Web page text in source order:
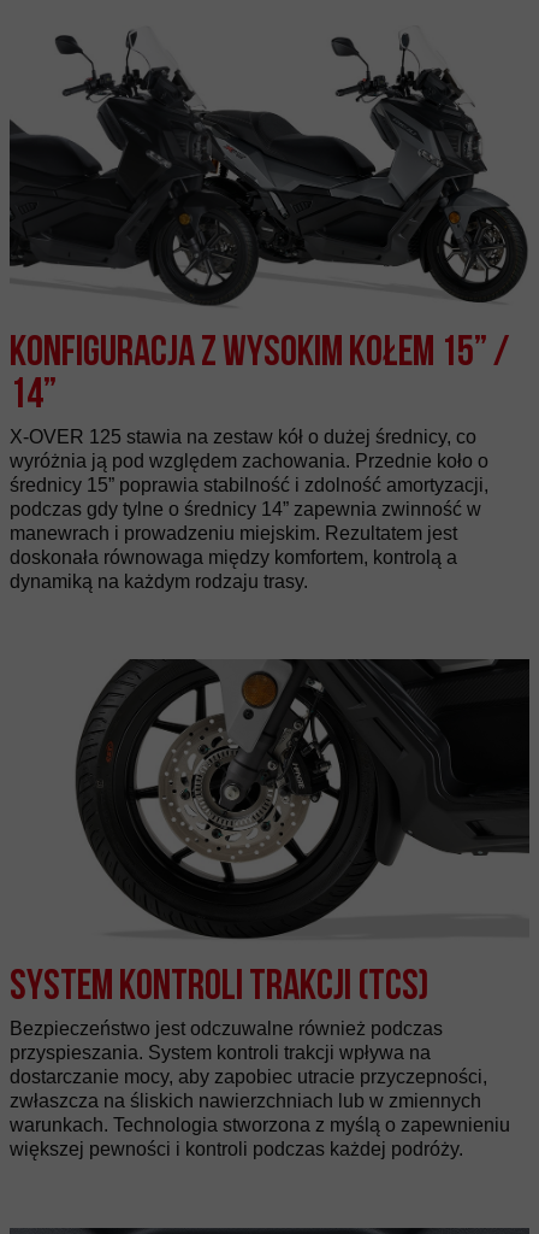
Konfiguracja z wysokim kołem 15” /
14”
X-OVER 125 stawia na zestaw kół o dużej średnicy, co
wyróżnia ją pod względem zachowania. Przednie koło o
średnicy 15” poprawia stabilność i zdolność amortyzacji,
podczas gdy tylne o średnicy 14” zapewnia zwinność w
manewrach i prowadzeniu miejskim. Rezultatem jest
doskonała równowaga między komfortem, kontrolą a
dynamiką na każdym rodzaju trasy.
System kontroli trakcji (TCS)
Bezpieczeństwo jest odczuwalne również podczas
przyspieszania. System kontroli trakcji wpływa na
dostarczanie mocy, aby zapobiec utracie przyczepności,
zwłaszcza na śliskich nawierzchniach lub w zmiennych
warunkach. Technologia stworzona z myślą o zapewnieniu
większej pewności i kontroli podczas każdej podróży.